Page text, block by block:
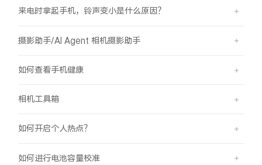
来电时拿起手机，铃声变小是什么原因？
摄影助手/AI Agent 相机摄影助手
如何查看手机健康
相机工具箱
如何开启个人热点？
如何进行电池容量校准